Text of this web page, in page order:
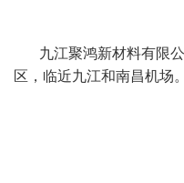
九江聚鸿新材料有限
区，临近九江和南昌机场